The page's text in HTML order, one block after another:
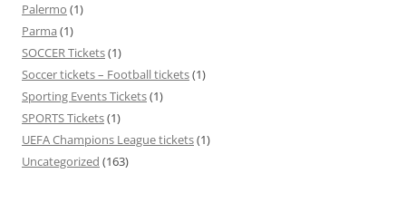
Palermo (1)
Parma (1)
SOCCER Tickets(1)
Soccer tickets – Football tickets(1)
Sporting Events Tickets(1)
SPORTS Tickets(1)
UEFA Champions League tickets(1)
Uncategorized (163)